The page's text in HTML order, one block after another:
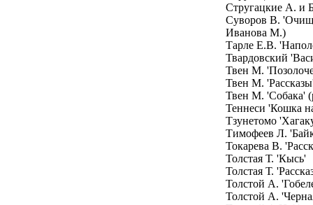
Стругацкие А. и
Суворов В.
Иванова М.)
Тарле Е.В.
Твардовский
Твен М.
Твен М.
Твен М. 'Собака'
Теннеси 'Кошка
Тзунетомо
Тимофеев Л.
Токарева В.
Толстая Т. 'Кысь'
Толстая Т.
Толстой А.
Толстой А.